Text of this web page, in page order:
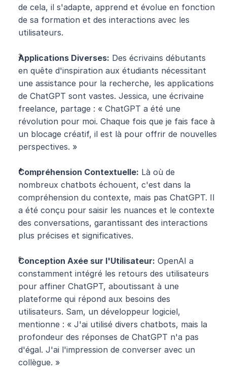
de cela, il s'adapte, apprend et évolue en fonction
de sa formation et des interactions avec les
utilisateurs.
Applications Diverses: Des écrivains débutants
en quête d'inspiration aux étudiants nécessitant
une assistance pour la recherche, les applications
de ChatGPT sont vastes. Jessica, une écrivaine
freelance, partage : « ChatGPT a été une
révolution pour moi. Chaque fois que je fais face à
un blocage créatif, il est là pour offrir de nouvelles
perspectives. »
Compréhension Contextuelle: Là où de
nombreux chatbots échouent, c'est dans la
compréhension du contexte, mais pas ChatGPT. Il
a été conçu pour saisir les nuances et le contexte
des conversations, garantissant des interactions
plus précises et significatives.
Conception Axée sur l'Utilisateur: OpenAI a
constamment intégré les retours des utilisateurs
pour affiner ChatGPT, aboutissant à une
plateforme qui répond aux besoins des
utilisateurs. Sam, un développeur logiciel,
mentionne : « J'ai utilisé divers chatbots, mais la
profondeur des réponses de ChatGPT n'a pas
d'égal. J'ai l'impression de converser avec un
collègue. »